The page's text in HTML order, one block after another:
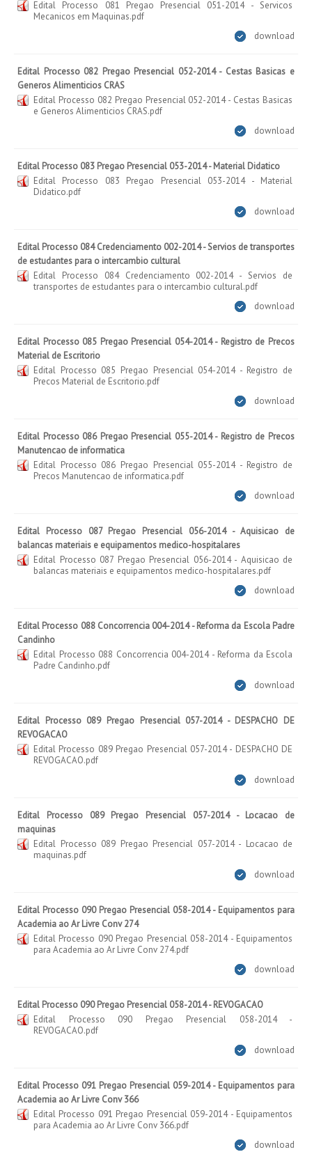
Edital Processo 081 Pregao Presencial 051-2014 - Servicos
Mecanicos em Maquinas.pdf
download
Edital Processo 082 Pregao Presencial 052-2014 - Cestas Basicas e
Generos Alimenticios CRAS
Edital Processo 082 Pregao Presencial 052-2014 - Cestas Basicas
e Generos Alimenticios CRAS.pdf
download
Edital Processo 083 Pregao Presencial 053-2014 - Material Didatico
Edital Processo 083 Pregao Presencial 053-2014 - Material
Didatico.pdf
download
Edital Processo 084 Credenciamento 002-2014 - Servios de transportes
de estudantes para o intercambio cultural
Edital Processo 084 Credenciamento 002-2014 - Servios de
transportes de estudantes para o intercambio cultural.pdf
download
Edital Processo 085 Pregao Presencial 054-2014 - Registro de Precos
Material de Escritorio
Edital Processo 085 Pregao Presencial 054-2014 - Registro de
Precos Material de Escritorio.pdf
download
Edital Processo 086 Pregao Presencial 055-2014 - Registro de Precos
Manutencao de informatica
Edital Processo 086 Pregao Presencial 055-2014 - Registro de
Precos Manutencao de informatica.pdf
download
Edital Processo 087 Pregao Presencial 056-2014 - Aquisicao de
balancas materiais e equipamentos medico-hospitalares
Edital Processo 087 Pregao Presencial 056-2014 - Aquisicao de
balancas materiais e equipamentos medico-hospitalares.pdf
download
Edital Processo 088 Concorrencia 004-2014 - Reforma da Escola Padre
Candinho
Edital Processo 088 Concorrencia 004-2014 - Reforma da Escola
Padre Candinho.pdf
download
Edital Processo 089 Pregao Presencial 057-2014 - DESPACHO DE
REVOGACAO
Edital Processo 089 Pregao Presencial 057-2014 - DESPACHO DE
REVOGACAO.pdf
download
Edital Processo 089 Pregao Presencial 057-2014 - Locacao de
maquinas
Edital Processo 089 Pregao Presencial 057-2014 - Locacao de
maquinas.pdf
download
Edital Processo 090 Pregao Presencial 058-2014 - Equipamentos para
Academia ao Ar Livre Conv 274
Edital Processo 090 Pregao Presencial 058-2014 - Equipamentos
para Academia ao Ar Livre Conv 274.pdf
download
Edital Processo 090 Pregao Presencial 058-2014 - REVOGACAO
Edital Processo 090 Pregao Presencial 058-2014 -
REVOGACAO.pdf
download
Edital Processo 091 Pregao Presencial 059-2014 - Equipamentos para
Academia ao Ar Livre Conv 366
Edital Processo 091 Pregao Presencial 059-2014 - Equipamentos
para Academia ao Ar Livre Conv 366.pdf
download